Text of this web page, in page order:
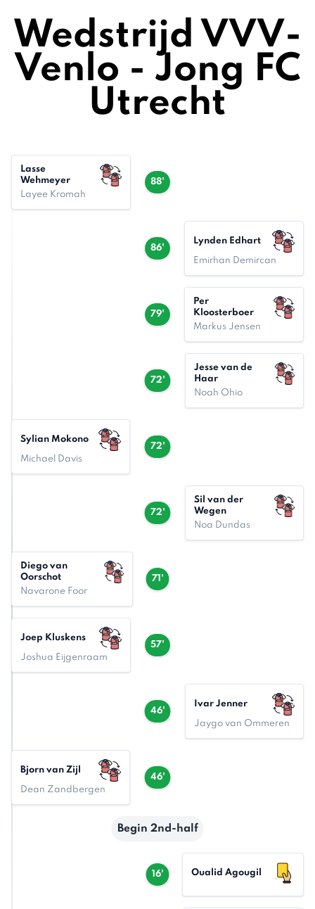
Wedstrijd VVV-
Venlo - Jong FC
Utrecht
88'
Lasse
Wehmeyer
Layee Kromah
86'
Lynden Edhart
Emirhan Demircan
79'
Per
Kloosterboer
Markus Jensen
72'
Jesse van de
Haar
Noah Ohio
72'
Sylian Mokono
Michael Davis
72'
Sil van der
Wegen
Noa Dundas
71'
Diego van
Oorschot
Navarone Foor
57'
Joep Kluskens
Joshua Eijgenraam
46'
Ivar Jenner
Jaygo van Ommeren
46'
Bjorn van Zijl
Dean Zandbergen
Begin 2nd-half
16' Oualid Agougil